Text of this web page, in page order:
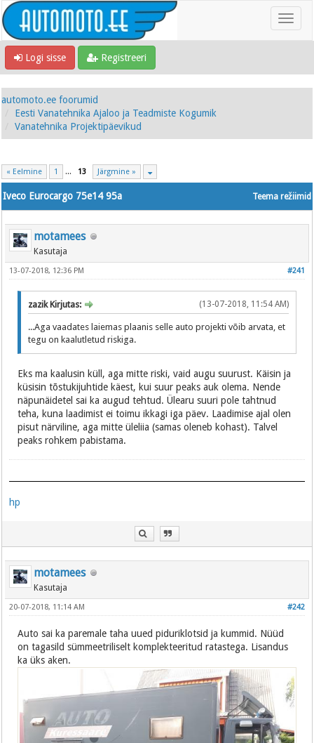
Logi sisse Registreeri
automoto.ee foorumid
Eesti Vanatehnika Ajaloo ja Teadmiste Kogumik
Vanatehnika Projektipäevikud
« Eelmine 1 ... 13 Järgmine »
Teema režiimid
Iveco Eurocargo 75e14 95a
motamees
Kasutaja
#241
13-07-2018, 12:36 PM
(13-07-2018, 11:54 AM)
zazik Kirjutas:
...Aga vaadates laiemas plaanis selle auto projekti võib arvata, et
tegu on kaalutletud riskiga.
Eks ma kaalusin küll, aga mitte riski, vaid augu suurust. Käisin ja
küsisin tõstukijuhtide käest, kui suur peaks auk olema. Nende
näpunäidetel sai ka augud tehtud. Ülearu suuri pole tahtnud
teha, kuna laadimist ei toimu ikkagi iga päev. Laadimise ajal olen
pisut närviline, aga mitte üleliia (samas oleneb kohast). Talvel
peaks rohkem pabistama.
hp
motamees
Kasutaja
#242
20-07-2018, 11:14 AM
Auto sai ka paremale taha uued piduriklotsid ja kummid. Nüüd
on tagasild sümmeetriliselt komplekteeritud ratastega. Lisandus
ka üks aken.